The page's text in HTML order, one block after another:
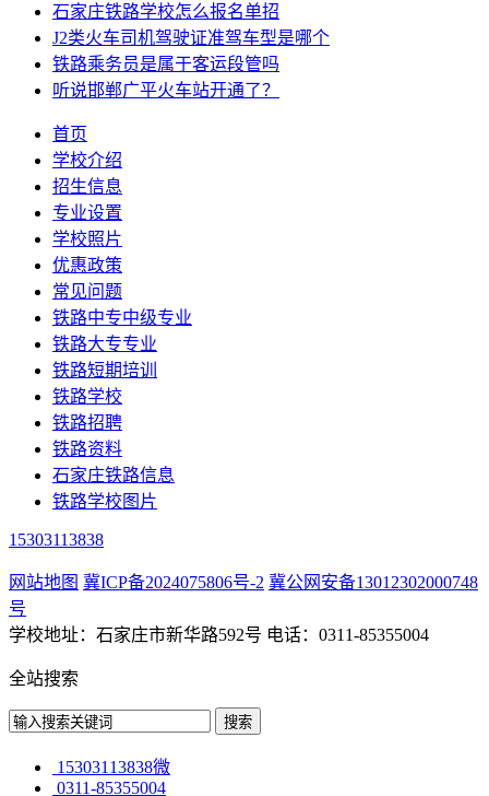
石家庄铁路学校怎么报名单招
J2类火车司机驾驶证准驾车型是哪个
铁路乘务员是属于客运段管吗
听说邯郸广平火车站开通了？
首页
学校介绍
招生信息
专业设置
学校照片
优惠政策
常见问题
铁路中专中级专业
铁路大专专业
铁路短期培训
铁路学校
铁路招聘
铁路资料
石家庄铁路信息
铁路学校图片
15303113838
网站地图 冀ICP备2024075806号-2 冀公网安备13012302000748
号
学校地址：石家庄市新华路592号 电话：0311-85355004
全站搜索
15303113838微
0311-85355004